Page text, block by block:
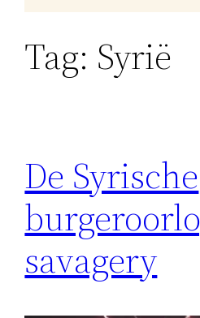
Tag: Syrië
De Syrische
savagery